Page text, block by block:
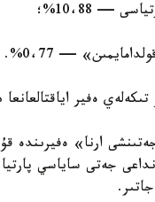
ەفير
ارنا» ەفيرىندە
جەتى ساياسي